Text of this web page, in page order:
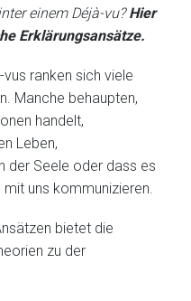
einem Déjà-vu?Hier
Erklärungsansätze.
ranken sich viele
Manche behaupten,
handelt,
Leben,
der Seele oder dass es
uns kommunizieren.
bietet die
zu der